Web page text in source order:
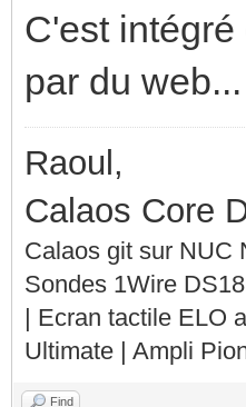
C'est
par du web...
Raoul,
Calaos Core
Calaos git sur NUC
Sondes 1Wire
| Ecran tactile ELO
Ultimate | Ampli
Find